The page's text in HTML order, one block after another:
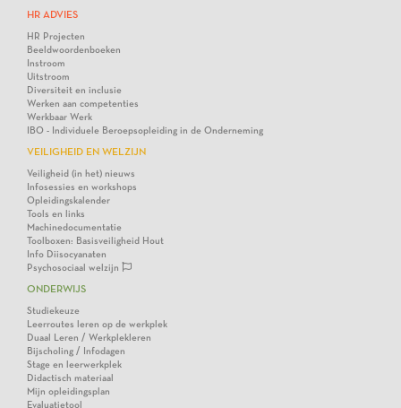
HR ADVIES
HR Projecten
Beeldwoordenboeken
Instroom
Uitstroom
Diversiteit en inclusie
Werken aan competenties
Werkbaar Werk
IBO - Individuele Beroepsopleiding in de Onderneming
VEILIGHEID EN WELZIJN
Veiligheid (in het) nieuws
Infosessies en workshops
Opleidingskalender
Tools en links
Machinedocumentatie
Toolboxen: Basisveiligheid Hout
Info Diisocyanaten
Psychosociaal welzijn
ONDERWIJS
Studiekeuze
Leerroutes leren op de werkplek
Duaal Leren / Werkplekleren
Bijscholing / Infodagen
Stage en leerwerkplek
Didactisch materiaal
Mijn opleidingsplan
Evaluatietool